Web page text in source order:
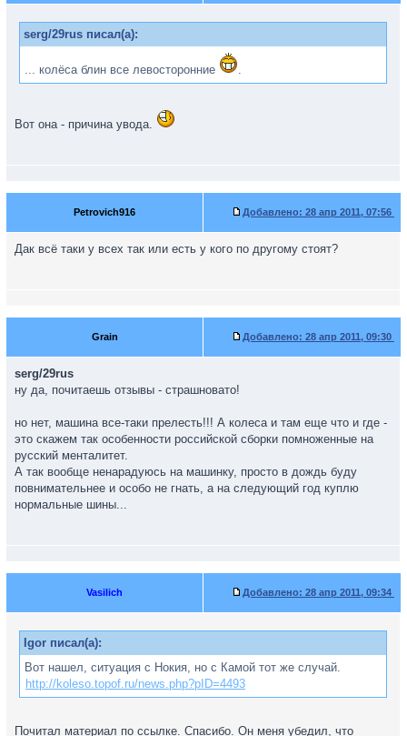
serg/29rus писал(а):
... колёса блин все левосторонние .
Вот она - причина увода.
Petrovich916 Добавлено: 28 апр 2011, 07:56
Дак всё таки у всех так или есть у кого по другому стоят?
Grain Добавлено: 28 апр 2011, 09:30
serg/29rus
ну да, почитаешь отзывы - страшновато!
но нет, машина все-таки прелесть!!! А колеса и там еще что и где -
это скажем так особенности российской сборки помноженные на
русский менталитет.
А так вообще ненарадуюсь на машинку, просто в дождь буду
повнимательнее и особо не гнать, а на следующий год куплю
нормальные шины...
Vasilich Добавлено: 28 апр 2011, 09:34
Igor писал(а):
Вот нашел, ситуация с Нокия, но с Камой тот же случай.
http://koleso.topof.ru/news.php?pID=4493
Почитал материал по ссылке. Спасибо. Он меня убедил, что